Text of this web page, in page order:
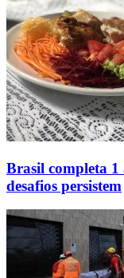
Brasil completa
desafios persistem